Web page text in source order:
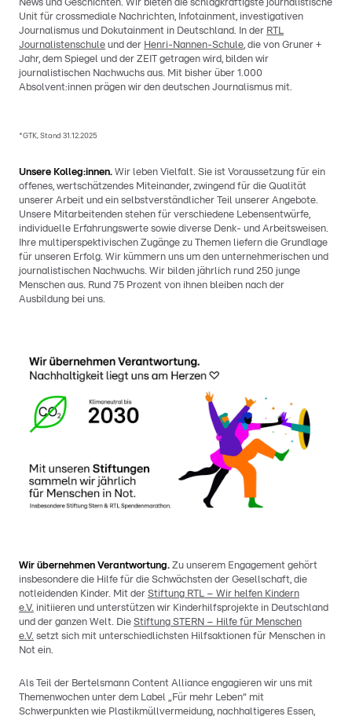
News und Geschichten. Wir bieten die schlagkräftigste journalistische
Unit für crossmediale Nachrichten, Infotainment, investigativen
Journalismus und Dokutainment in Deutschland. In der RTL
Journalistenschule und der Henri-Nannen-Schule, die von Gruner +
Jahr, dem Spiegel und der ZEIT getragen wird, bilden wir
journalistischen Nachwuchs aus. Mit bisher über 1.000
Absolvent:innen prägen wir den deutschen Journalismus mit.
*GTK, Stand 31.12.2025
Unsere Kolleg:innen. Wir leben Vielfalt. Sie ist Voraussetzung für ein
offenes, wertschätzendes Miteinander, zwingend für die Qualität
unserer Arbeit und ein selbstverständlicher Teil unserer Angebote.
Unsere Mitarbeitenden stehen für verschiedene Lebensentwürfe,
individuelle Erfahrungswerte sowie diverse Denk- und Arbeitsweisen.
Ihre multiperspektivischen Zugänge zu Themen liefern die Grundlage
für unseren Erfolg. Wir kümmern uns um den unternehmerischen und
journalistischen Nachwuchs. Wir bilden jährlich rund 250 junge
Menschen aus. Rund 75 Prozent von ihnen bleiben nach der
Ausbildung bei uns.
Wir übernehmen Verantwortung. Zu unserem Engagement gehört
insbesondere die Hilfe für die Schwächsten der Gesellschaft, die
notleidenden Kinder. Mit der Stiftung RTL – Wir helfen Kindern
e.V. initiieren und unterstützen wir Kinderhilfsprojekte in Deutschland
und der ganzen Welt. Die Stiftung STERN – Hilfe für Menschen
e.V. setzt sich mit unterschiedlichsten Hilfsaktionen für Menschen in
Not ein.
Als Teil der Bertelsmann Content Alliance engagieren wir uns mit
Themenwochen unter dem Label „Für mehr Leben“ mit
Schwerpunkten wie Plastikmüllvermeidung, nachhaltigeres Essen,